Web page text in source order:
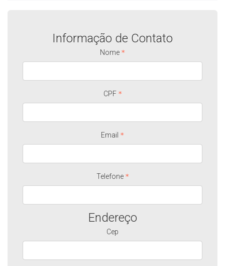
Informação de Contato
Nome
CPF
Email
Telefone
Endereço
Cep